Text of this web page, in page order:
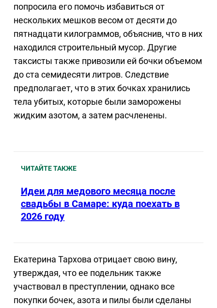
попросила его помочь избавиться от
нескольких мешков весом от десяти до
пятнадцати килограммов, объяснив, что в них
находился строительный мусор. Другие
таксисты также привозили ей бочки объемом
до ста семидесяти литров. Следствие
предполагает, что в этих бочках хранились
тела убитых, которые были заморожены
жидким азотом, а затем расчленены.
ЧИТАЙТЕ ТАКЖЕ
Идеи для медового месяца после
свадьбы в Самаре: куда поехать в
2026 году
Екатерина Тархова отрицает свою вину,
утверждая, что ее подельник также
участвовал в преступлении, однако все
покупки бочек, азота и пилы были сделаны